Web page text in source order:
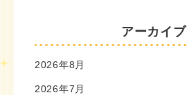
アーカイブ
2026年8月
2026年7月